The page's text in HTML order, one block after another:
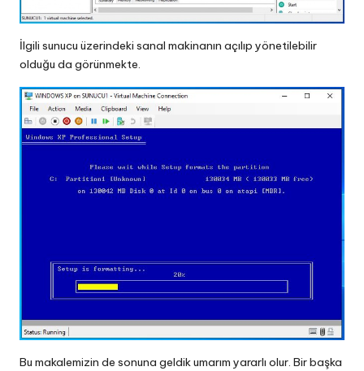
İlgili sunucu üzerindeki sanal makinanın açılıp yönetilebilir
olduğu da görünmekte.
Bu makalemizin de sonuna geldik umarım yararlı olur. Bir başka